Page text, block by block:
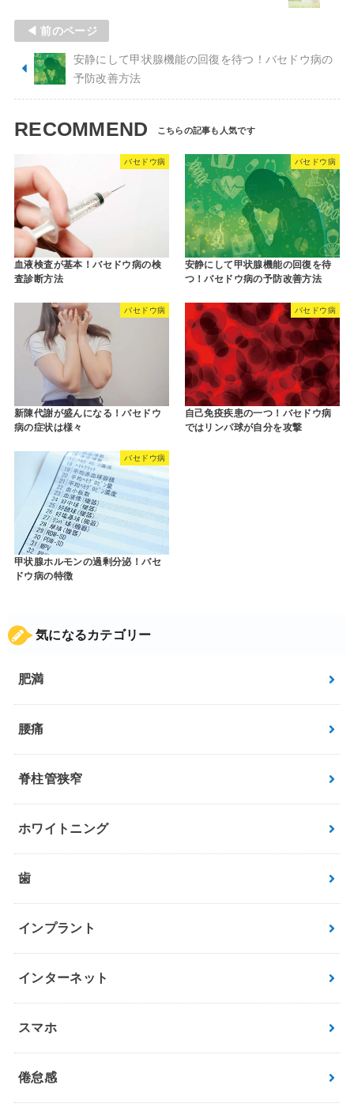
◀ 前のページ
安静にして甲状腺機能の回復を待つ！バセドウ病の
予防改善方法
RECOMMEND
バセドウ病
血液検査が基本！バセドウ病の検
査診断方法
バセドウ病
安静にして甲状腺機能の回復を待
つ！バセドウ病の予防改善方法
バセドウ病
新陳代謝が盛んになる！バセドウ
病の症状は様々
バセドウ病
自己免疫疾患の一つ！バセドウ病
ではリンパ球が自分を攻撃
バセドウ病
甲状腺ホルモンの過剰分泌！バセ
ドウ病の特徴
気になるカテゴリー
肥満
腰痛
脊柱管狭窄
ホワイトニング
歯
インプラント
インターネット
スマホ
倦怠感